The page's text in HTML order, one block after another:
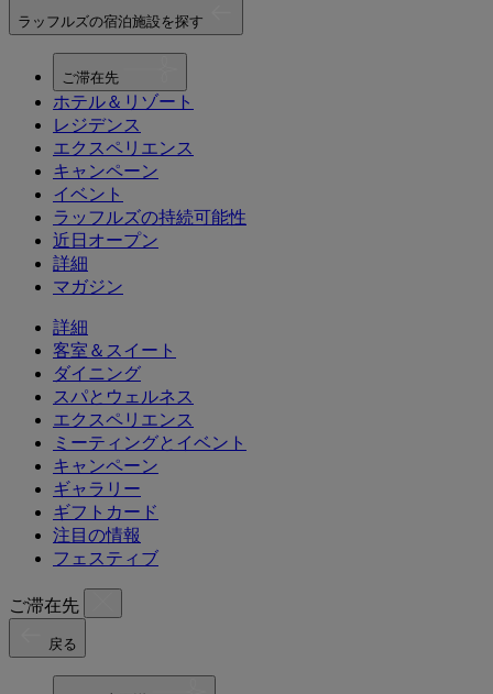
ラッフルズの宿泊施設を探す
ご滞在先
ホテル＆リゾート
レジデンス
エクスペリエンス
キャンペーン
イベント
ラッフルズの持続可能性
近日オープン
詳細
マガジン
詳細
客室＆スイート
ダイニング
スパとウェルネス
エクスペリエンス
ミーティングとイベント
キャンペーン
ギャラリー
ギフトカード
注目の情報
フェスティブ
ご滞在先
戻る